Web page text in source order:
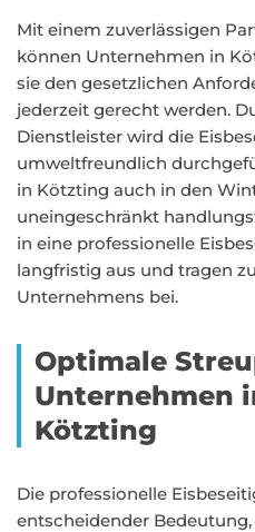
Mit einem zuverlässigen
können Unternehmen in
sie den gesetzlichen
jederzeit gerecht werden.
Dienstleister wird die
umweltfreundlich
in Kötzting auch in den
uneingeschränkt
in eine professionelle
langfristig aus und tragen
Unternehmens bei.
Optimale
Unternehmen
Kötzting
Die professionelle
entscheidender